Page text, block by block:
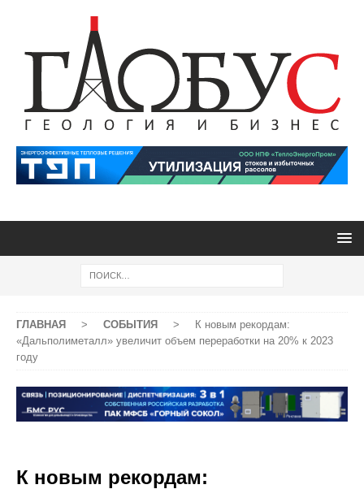
ГЛАВНАЯ > СОБЫТИЯ >
К новым рекордам:
«Дальполиметалл» увеличит объем переработки на 20% к 2023
году
К новым рекордам: